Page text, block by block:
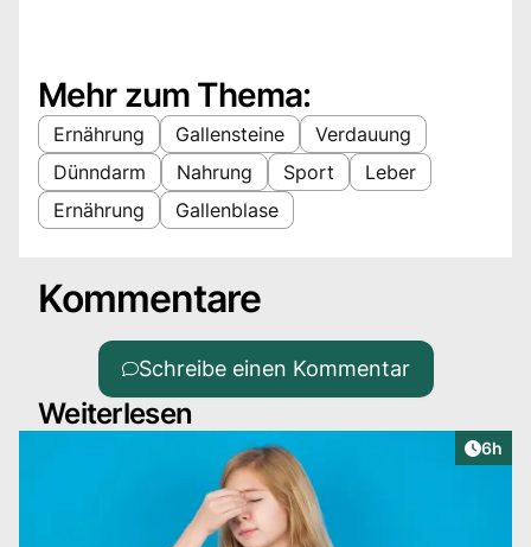
Mehr zum Thema:
Ernährung Gallensteine
Verdauung
Dünndarm
Nahrung Sport
Leber
Ernährung
Gallenblase
Kommentare
Schreibe einen Kommentar
Weiterlesen
6h